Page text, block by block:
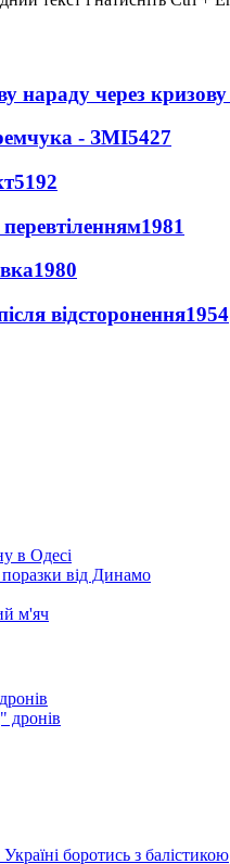
нараду через кризову
- ЗМІ5427
5192
1981
1980
відсторонення1954
в Одесі
від Динамо
м'яч
дронів